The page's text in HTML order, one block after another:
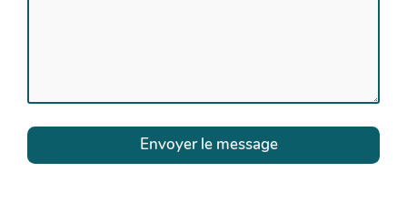
Envoyer le message